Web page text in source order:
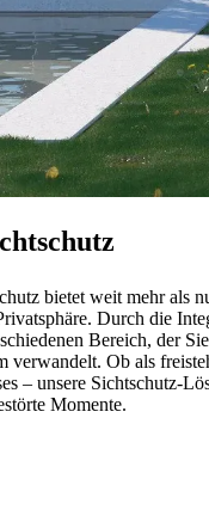
bietet weit mehr als
Durch die
Bereich, der
verwandelt. Ob als
– unsere Sichtschutz-
Momente.